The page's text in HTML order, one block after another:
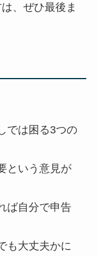
、ぜひ最後ま
では困る3つの
という意見が
ば自分で申告
も大丈夫かに